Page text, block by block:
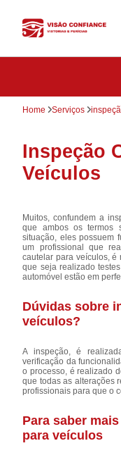
Home Serviços
Inspeção
Veículos
Muitos, confundem a
que ambos os termos
situação, eles possuem
um profissional que
cautelar para veículos,
que seja realizado
automóvel estão em
Dúvidas sobre
veículos?
A inspeção, é
verificação da
o processo, é realizado
que todas as alterações
profissionais para que o
Para saber
para veículos